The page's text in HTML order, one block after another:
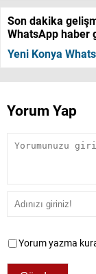
Son dakika
WhatsApp haber
Yeni Konya
Yorum Yap
Yorum yazma